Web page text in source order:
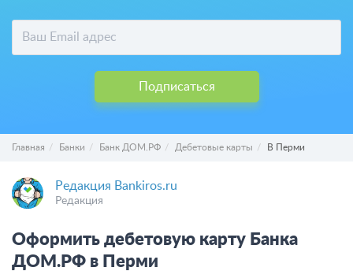
Подписаться
Главная Банки Банк ДОМ.РФ Дебетовые карты В Перми
Редакция Bankiros.ru
Редакция
Оформить дебетовую карту Банка
ДОМ.РФ в Перми